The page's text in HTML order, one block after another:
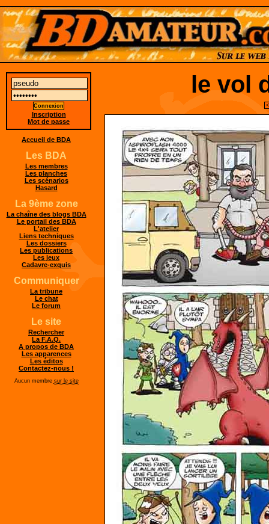
le vol
Inscription
Mot de passe
Accueil de BDA
Les BDA
Les membres
Les planches
Les scénarios
Hasard
La 9ème zone
La chaîne des blogs BDA
Le portail des BDA
L'atelier
Liens techniques
Les dossiers
Les publications
Les jeux
Cadavre-exquis
Communiquer
La tribune
Le chat
Le forum
Le site
Rechercher
La F.A.Q.
A propos de BDA
Les apparences
Les éditos
Contactez-nous !
Aucun membre sur le site